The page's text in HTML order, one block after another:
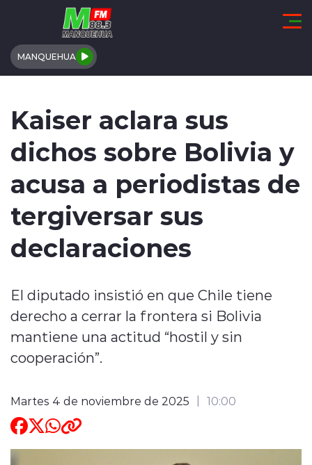
Click acá para ir directamente al contenido
MANQUEHUA
ACTUALIDAD
TENDENCIAS
INTERNACIONAL
ENTREVISTAS
Kaiser aclara sus
dichos sobre Bolivia y
acusa a periodistas de
tergiversar sus
declaraciones
El diputado insistió en que Chile tiene
derecho a cerrar la frontera si Bolivia
mantiene una actitud “hostil y sin
cooperación”.
Martes 4 de noviembre de 2025 10:00